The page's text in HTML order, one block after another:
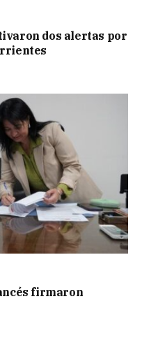
dos alertas por
firmaron